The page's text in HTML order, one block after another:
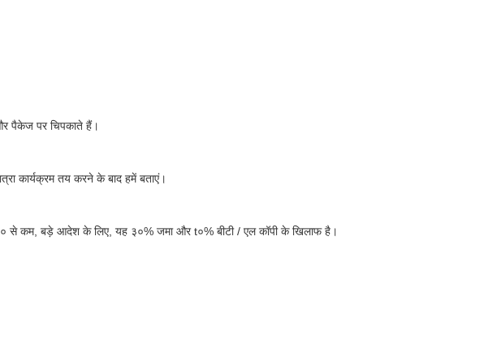
पैकेज पर चिपकाते हैं।
कार्यक्रम तय करने के बाद हमें बताएं।
से कम, बड़े आदेश के लिए, यह ३०% जमा और t०% बीटी / एल कॉपी के खिलाफ है।